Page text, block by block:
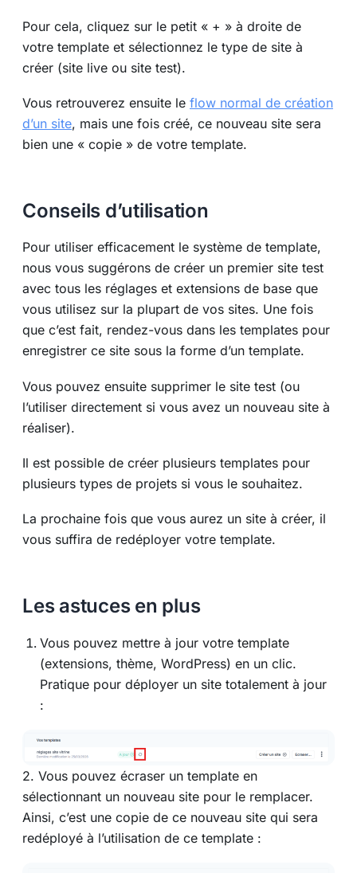
Pour cela, cliquez sur le petit « + » à droite de
votre template et sélectionnez le type de site à
créer (site live ou site test).
Vous retrouverez ensuite le flow normal de création
d’un site, mais une fois créé, ce nouveau site sera
bien une « copie » de votre template.
Conseils d’utilisation
Pour utiliser efficacement le système de template,
nous vous suggérons de créer un premier site test
avec tous les réglages et extensions de base que
vous utilisez sur la plupart de vos sites. Une fois
que c’est fait, rendez-vous dans les templates pour
enregistrer ce site sous la forme d’un template.
Vous pouvez ensuite supprimer le site test (ou
l’utiliser directement si vous avez un nouveau site à
réaliser).
Il est possible de créer plusieurs templates pour
plusieurs types de projets si vous le souhaitez.
La prochaine fois que vous aurez un site à créer, il
vous suffira de redéployer votre template.
Les astuces en plus
Vous pouvez mettre à jour votre template
(extensions, thème, WordPress) en un clic.
Pratique pour déployer un site totalement à jour
:
2. Vous pouvez écraser un template en
sélectionnant un nouveau site pour le remplacer.
Ainsi, c’est une copie de ce nouveau site qui sera
redéployé à l’utilisation de ce template :